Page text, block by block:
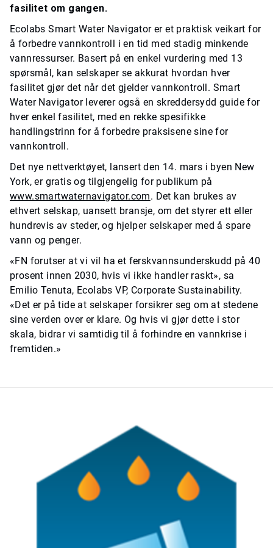
fasilitet om gangen.
Ecolabs Smart Water Navigator er et praktisk veikart for
å forbedre vannkontroll i en tid med stadig minkende
vannressurser. Basert på en enkel vurdering med 13
spørsmål, kan selskaper se akkurat hvordan hver
fasilitet gjør det når det gjelder vannkontroll. Smart
Water Navigator leverer også en skreddersydd guide for
hver enkel fasilitet, med en rekke spesifikke
handlingstrinn for å forbedre praksisene sine for
vannkontroll.
Det nye nettverktøyet, lansert den 14. mars i byen New
York, er gratis og tilgjengelig for publikum på
www.smartwaternavigator.com. Det kan brukes av
ethvert selskap, uansett bransje, om det styrer ett eller
hundrevis av steder, og hjelper selskaper med å spare
vann og penger.
«FN forutser at vi vil ha et ferskvannsunderskudd på 40
prosent innen 2030, hvis vi ikke handler raskt», sa
Emilio Tenuta, Ecolabs VP, Corporate Sustainability.
«Det er på tide at selskaper forsikrer seg om at stedene
sine verden over er klare. Og hvis vi gjør dette i stor
skala, bidrar vi samtidig til å forhindre en vannkrise i
fremtiden.»